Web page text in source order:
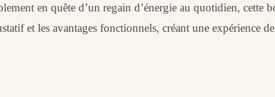
en quête d’un regain d’énergie au quotidien, cette
et les avantages fonctionnels, créant une expérience